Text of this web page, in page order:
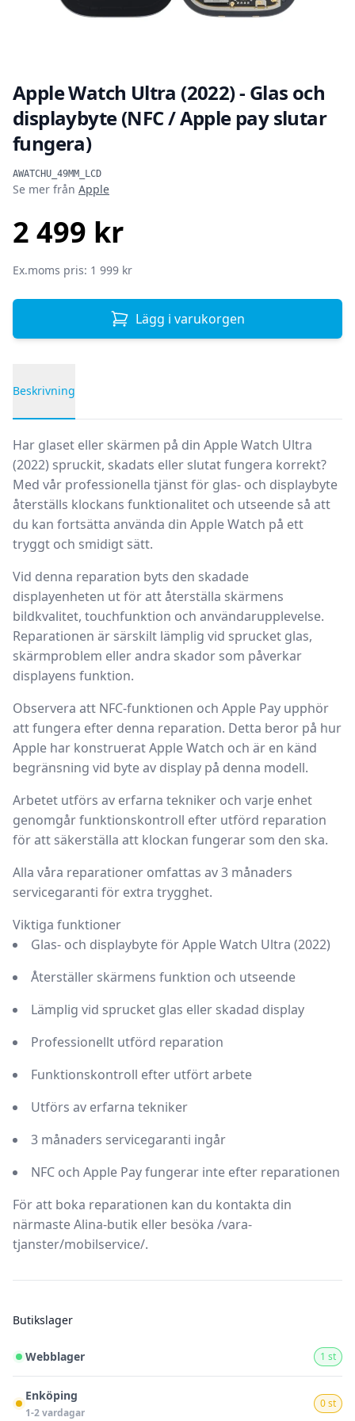
Apple Watch Ultra (2022) - Glas och
displaybyte (NFC / Apple pay slutar
fungera)
AWATCHU_49MM_LCD
Produktinformation
Se mer från Apple
2 499 kr
Ex.moms pris: 1 999 kr
Lägg i varukorgen
Beskrivning
Har glaset eller skärmen på din Apple Watch Ultra
(2022) spruckit, skadats eller slutat fungera korrekt?
Med vår professionella tjänst för glas- och displaybyte
återställs klockans funktionalitet och utseende så att
du kan fortsätta använda din Apple Watch på ett
tryggt och smidigt sätt.
Vid denna reparation byts den skadade
displayenheten ut för att återställa skärmens
bildkvalitet, touchfunktion och användarupplevelse.
Reparationen är särskilt lämplig vid sprucket glas,
skärmproblem eller andra skador som påverkar
displayens funktion.
Observera att NFC-funktionen och Apple Pay upphör
att fungera efter denna reparation. Detta beror på hur
Apple har konstruerat Apple Watch och är en känd
begränsning vid byte av display på denna modell.
Arbetet utförs av erfarna tekniker och varje enhet
genomgår funktionskontroll efter utförd reparation
för att säkerställa att klockan fungerar som den ska.
Alla våra reparationer omfattas av3 månaders
servicegaranti för extra trygghet.
Viktiga funktioner
Glas- och displaybyte för Apple Watch Ultra (2022)
Återställer skärmens funktion och utseende
Lämplig vid sprucket glas eller skadad display
Professionellt utförd reparation
Funktionskontroll efter utfört arbete
Utförs av erfarna tekniker
3 månaders servicegaranti ingår
NFC och Apple Pay fungerar inte efter reparationen
För att boka reparationen kan du kontakta din
närmaste Alina-butik eller besöka /vara-
tjanster/mobilservice/.
Butikslager
Webblager 1 st
Enköping
1-2 vardagar
0 st